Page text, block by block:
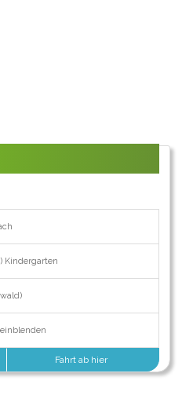
Kindergarten
Fahrt ab hier